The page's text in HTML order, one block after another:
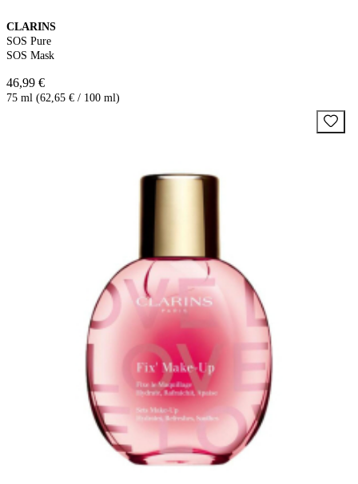
CLARINS
SOS Pure
SOS Mask
46,99 €
75 ml (62,65 € / 100 ml)